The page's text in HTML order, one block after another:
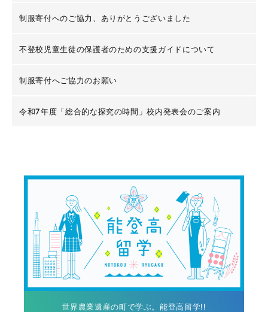
制服寄付へのご協力、ありがとうございました
不登校児童生徒の保護者のための支援ガイドについて
制服寄付へご協力のお願い
令和7年度「総合的な探究の時間」校内発表会のご案内
世界農業遺産の町で学ぶ。能登高留学!!